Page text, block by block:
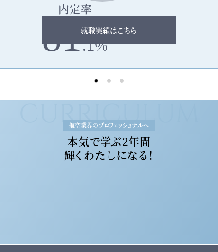
就職実績はこちら
内定率
81.1%
CURRICULUM
航空業界のプロフェッショナルへ
本気で学ぶ2年間
輝くわたしになる！